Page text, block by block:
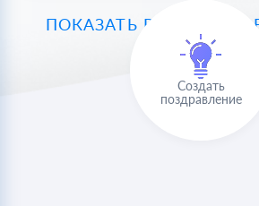
ПОКАЗАТЬ ВСЕ
Создать
поздравление